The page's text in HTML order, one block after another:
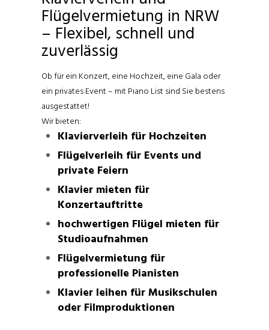
Flügelvermietung in NRW
– Flexibel, schnell und
zuverlässig
Ob für ein Konzert, eine Hochzeit, eine Gala oder
ein privates Event – mit Piano List sind Sie bestens
ausgestattet!
Wir bieten:
Klavierverleih für Hochzeiten
Flügelverleih für Events und
private Feiern
Klavier mieten für
Konzertauftritte
hochwertigen Flügel mieten für
Studioaufnahmen
Flügelvermietung für
professionelle Pianisten
Klavier leihen für Musikschulen
oder Filmproduktionen